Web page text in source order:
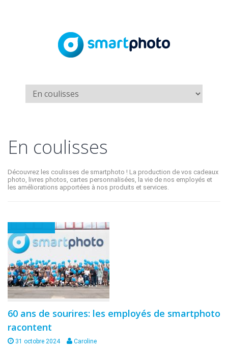
En coulisses
Découvrez les coulisses de smartphoto ! La production de vos cadeaux
photo, livres photos, cartes personnalisées, la vie de nos employés et
les améliorations apportées à nos produits et services.
60 ans de sourires: les employés de smartphoto
racontent
31 octobre 2024 Caroline